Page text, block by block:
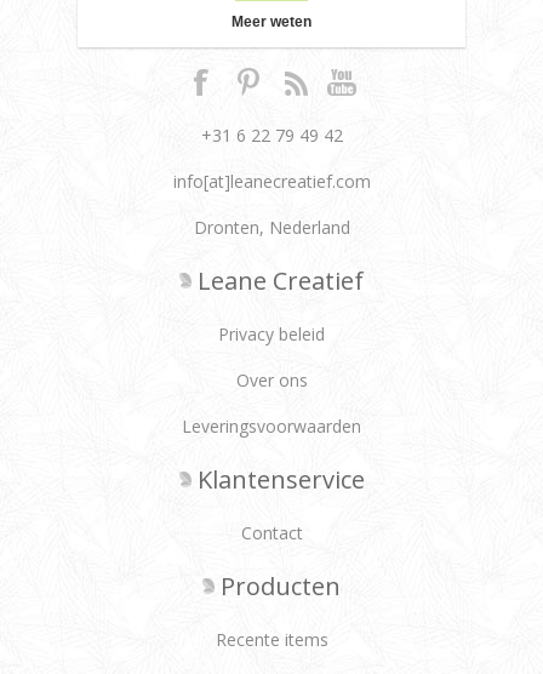
Contact
+31 6 22 79 49 42
info[at]leanecreatief.com
Dronten, Nederland
Leane Creatief
Privacy beleid
Over ons
Leveringsvoorwaarden
Klantenservice
Contact
Producten
Recente items
Meer weten